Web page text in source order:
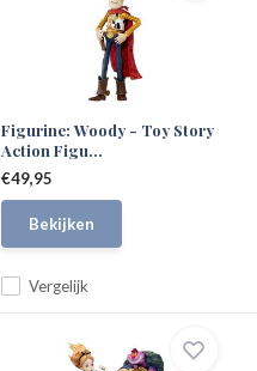
Figurine: Woody - Toy Story
Action Figu...
Vergelijk
€49,95
Bekijken